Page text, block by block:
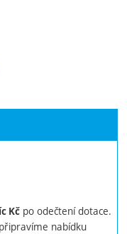
Kč po odečtení dotace.
nabídku